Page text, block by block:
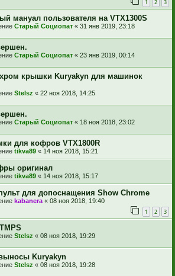
1 2 3
мануал пользователя на VTX1300S
Старый Социопат « 31 янв 2019, 23:18
Старый Социопат « 23 янв 2019, 00:14
крышки Kuryakyn для машинок
Stelsz « 22 ноя 2018, 14:25
Старый Социопат « 18 ноя 2018, 23:02
для кофров VTX1800R
tikva89 « 14 ноя 2018, 15:21
оригинал
tikva89 « 14 ноя 2018, 15:17
для допоснащения Show Chrome
kabanera « 08 ноя 2018, 19:40
1 2 3
Stelsz « 08 ноя 2018, 19:29
Kuryakyn
Stelsz « 08 ноя 2018, 19:28